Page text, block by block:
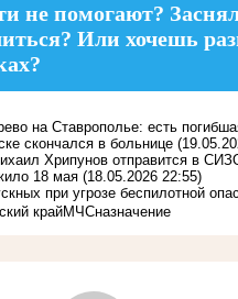
не помогают?
Или хочешь
на Ставрополье: есть
скончался в больнице
Хрипунов отправится в
18 мая (18.05.2026 22:55)
при угрозе беспилотной
крайМЧСназначение